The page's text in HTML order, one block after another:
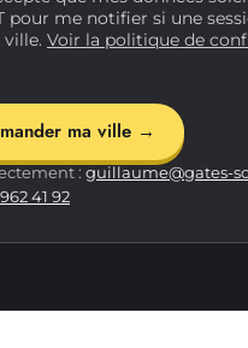
pour me notifier si une
ville. Voir la politique de
ma ville →
: guillaume@gates-
41 92